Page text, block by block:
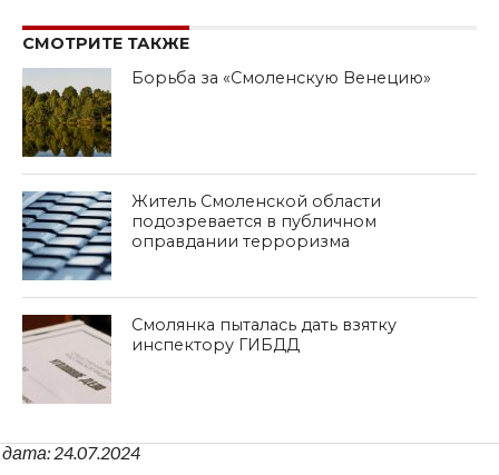
СМОТРИТЕ ТАКЖЕ
Борьба за «Смоленскую Венецию»
Житель Смоленской области
подозревается в публичном
оправдании терроризма
Смолянка пыталась дать взятку
инспектору ГИБДД
дата: 24.07.2024